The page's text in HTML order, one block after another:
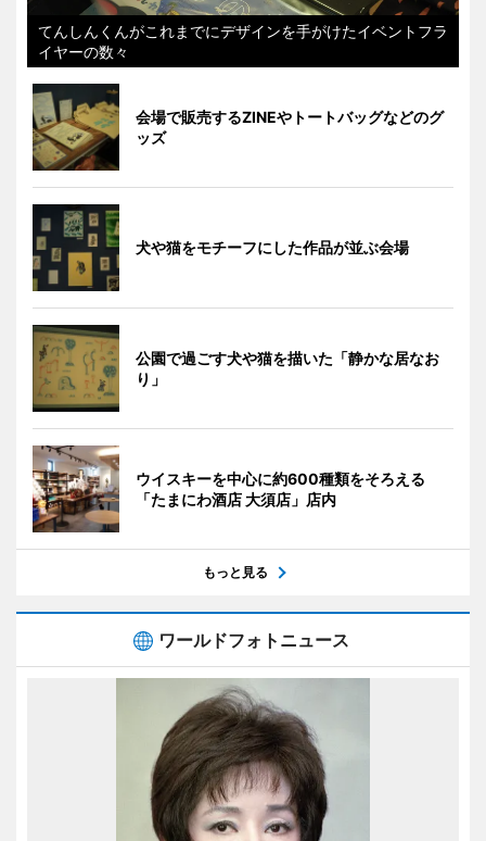
てんしんくんがこれまでにデザインを手がけたイベントフラ
イヤーの数々
会場で販売するZINEやトートバッグなどのグ
ッズ
犬や猫をモチーフにした作品が並ぶ会場
公園で過ごす犬や猫を描いた「静かな居なお
り」
ウイスキーを中心に約600種類をそろえる
「たまにわ酒店 大須店」店内
もっと見る
ワールドフォトニュース